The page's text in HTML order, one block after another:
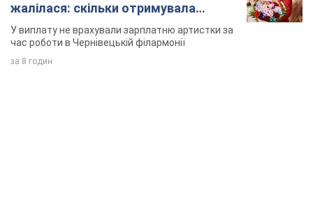
жалілася: скільки отримувала
співачка
У виплату не врахували зарплатню артистки за
час роботи в Чернівецькій філармонії
за 8 годин